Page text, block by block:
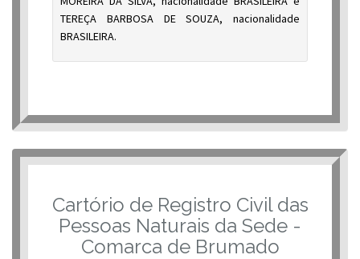
TEREÇA BARBOSA DE SOUZA, nacionalidade
BRASILEIRA.
Cartório de Registro Civil das
Pessoas Naturais da Sede -
Comarca de Brumado